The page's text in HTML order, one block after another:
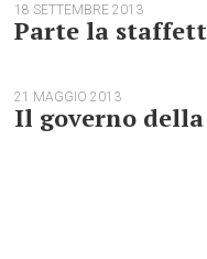
18 SETTEMBRE 2013
Parte la
21 MAGGIO 2013
Il governo